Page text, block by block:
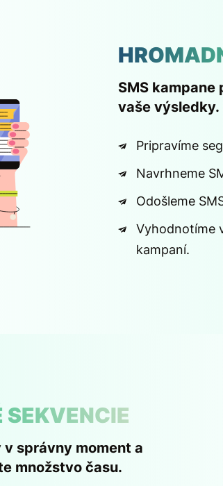
SMS kampane
vaše výsledky.
Pripravíme
Navrhneme
Odošleme
Vyhodnotíme
kampaní.
správny moment a
množstvo času.